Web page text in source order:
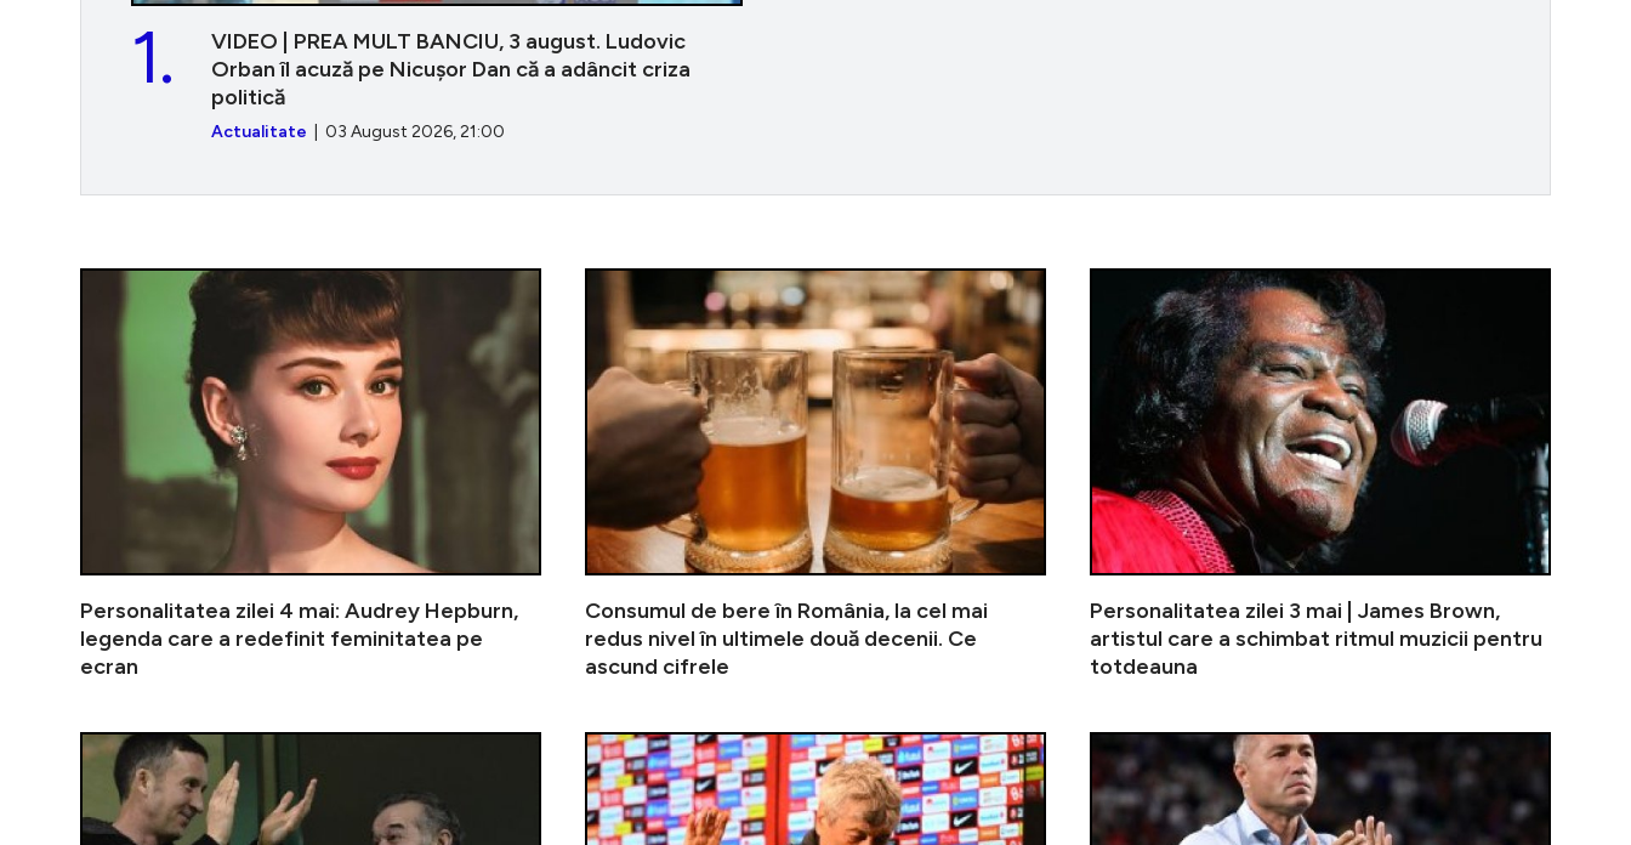
VIDEO | PREA MULT BANCIU, 3 august. Ludovic
Orban îl acuză pe Nicușor Dan că a adâncit criza
politică
Actualitate | 03 August 2026, 21:00
1.
Personalitatea zilei 4 mai: Audrey Hepburn,
legenda care a redefinit feminitatea pe
ecran
Personalitatea zilei 4 mai: Audrey Hepburn, legenda care a
Consumul de bere în România, la cel mai
redus nivel în ultimele două decenii. Ce
ascund cifrele
Personalitatea zilei 3 mai | James Brown,
artistul care a schimbat ritmul muzicii pentru
totdeauna
Gigi Becali încă îl așteaptă pe membrul Generației de Aur la